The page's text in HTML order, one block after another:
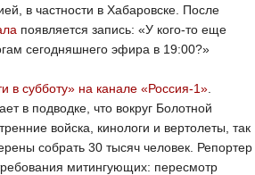
в частности в Хабаровске. После
появляется запись: «У кого-то еще
сегодняшнего эфира в 19:00?»
в субботу» на канале «Россия-1»
в подводке, что вокруг Болотной
войска, кинологи и вертолеты, так
собрать 30 тысяч человек. Репортер
митингующих: пересмотр